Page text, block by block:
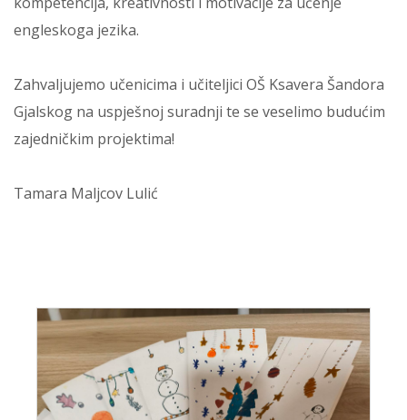
engleskoga jezika.
Zahvaljujemo učenicima i učiteljici OŠ Ksavera Šandora
Gjalskog na uspješnoj suradnji te se veselimo budućim
zajedničkim projektima!
Tamara Maljcov Lulić